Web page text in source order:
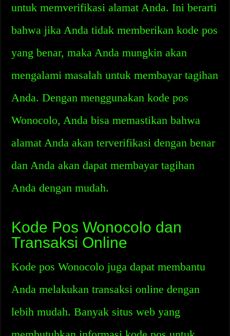
untuk memverifikasi alamat Anda. Ini berarti
bahwa jika Anda tidak memberikan kode pos
yang benar, maka Anda mungkin akan
mengalami masalah untuk membayar tagihan
Anda. Dengan menggunakan kode pos
Wonocolo, Anda bisa memastikan bahwa
alamat Anda akan terverifikasi dengan benar
dan Anda akan dapat membayar tagihan
Anda dengan mudah.
Kode Pos Wonocolo dan
Transaksi Online
Kode pos Wonocolo juga dapat membantu
Anda melakukan transaksi online dengan
lebih mudah. Banyak situs web yang